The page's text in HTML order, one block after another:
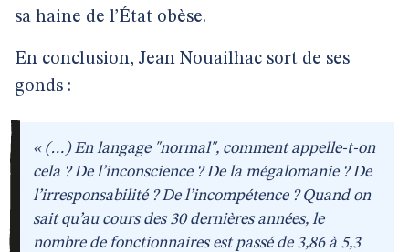
sa haine de l’État obèse.
En conclusion, Jean Nouailhac sort de ses
gonds :
« (…) En langage "normal", comment appelle-t-on
cela ? De l’inconscience ? De la mégalomanie ? De
l’irresponsabilité ? De l’incompétence ? Quand on
sait qu’au cours des 30 dernières années, le
nombre de fonctionnaires est passé de 3,86 à 5,3